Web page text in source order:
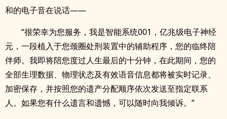
和的电子音在说话——
“很荣幸为您服务，我是智能系统001，亿兆级电子神经
元，一段植入于您颈圈处刑装置中的辅助程序，您的临终陪
伴师。我即将陪您度过人生最后的十分钟，在此期间，您的
全部生理数据、物理状态及有效语音信息都将被实时记录、
加密保存，并按照您的遗产分配顺序依次发送至指定联系
人。如果您有什么遗言和遗憾，可以随时向我倾诉。”